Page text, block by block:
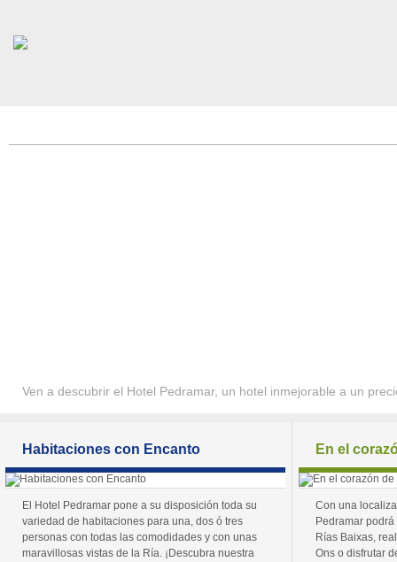
Ven a descubrir el Hotel Pedramar, un hotel inmejorable a un
Habitaciones con Encanto
El Hotel Pedramar pone a su disposición toda su
variedad de habitaciones para una, dos ó tres
personas con todas las comodidades y con unas
maravillosas vistas de la Ría. ¡Descubra nuestra
En el
Con una
Pedramar
Rías Baixas,
Ons o disfrutar